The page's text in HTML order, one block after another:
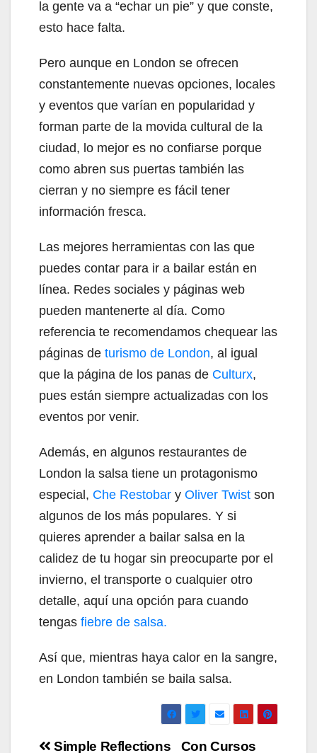
la gente va a “echar un pie” y que conste,
esto hace falta.
Pero aunque en London se ofrecen
constantemente nuevas opciones, locales
y eventos que varían en popularidad y
forman parte de la movida cultural de la
ciudad, lo mejor es no confiarse porque
como abren sus puertas también las
cierran y no siempre es fácil tener
información fresca.
Las mejores herramientas con las que
puedes contar para ir a bailar están en
línea. Redes sociales y páginas web
pueden mantenerte al día. Como
referencia te recomendamos chequear las
páginas de turismo de London, al igual
que la página de los panas de Culturx,
pues están siempre actualizadas con los
eventos por venir.
Además, en algunos restaurantes de
London la salsa tiene un protagonismo
especial, Che Restobar y Oliver Twist son
algunos de los más populares. Y si
quieres aprender a bailar salsa en la
calidez de tu hogar sin preocuparte por el
invierno, el transporte o cualquier otro
detalle, aquí una opción para cuando
tengas fiebre de salsa.
Así que, mientras haya calor en la sangre,
en London también se baila salsa.
Con Cursos
Simple Reflections